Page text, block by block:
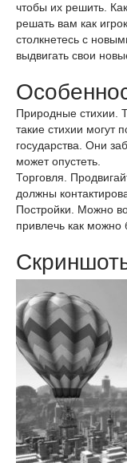
чтобы их решить.
решать вам как
столкнетесь с
выдвигать свои
Природные стихии.
такие стихии могут
государства. Они
может опустеть.
Торговля.
должны
Постройки. Можно
привлечь как можно